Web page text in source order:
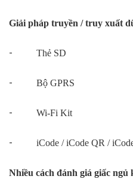
Giải pháp truyền / truy xuất
- Thẻ SD
- Bộ GPRS
- Wi-Fi Kit
- iCode / iCode QR /
Nhiều cách đánh giá giấc ngủ